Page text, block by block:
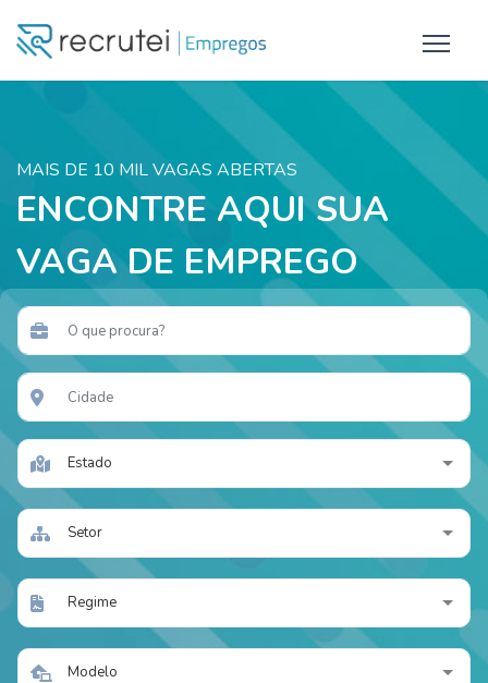
MAIS DE 10 MIL VAGAS ABERTAS
ENCONTRE AQUI SUA
VAGA DE EMPREGO
Estado
Setor
Regime
Modelo